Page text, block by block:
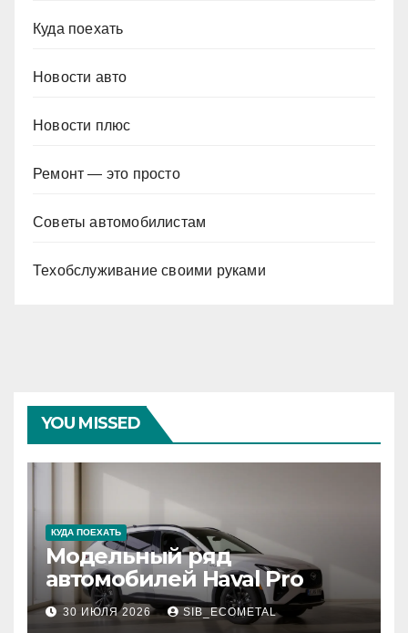
Куда поехать
Новости авто
Новости плюс
Ремонт — это просто
Советы автомобилистам
Техобслуживание своими руками
YOU MISSED
КУДА ПОЕХАТЬ
Модельный ряд
автомобилей Haval Pro
30 ИЮЛЯ 2026 SIB_ECOMETAL